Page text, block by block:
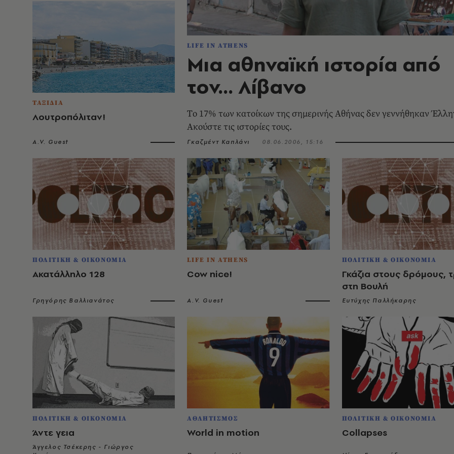
LIFE IN ATHENS
Μια αθηναϊκή ιστορία από
τον... Λίβανο
Tο 17% των κατοίκων της σημερινής Aθήνας δεν γεννήθηκαν
Ακούστε τις ιστορίες τους.
Γκαζμέντ Καπλάνι 08.06.2006, 15:16
ΤΑΞΙΔΙΑ
Λουτροπόλιταν!
A.V. Guest
ΠΟΛΙΤΙΚΗ & ΟΙΚΟΝΟΜΙΑ
Ακατάλληλο 128
Γρηγόρης Βαλλιανάτος
LIFE IN ATHENS
Cow nice!
A.V. Guest
ΠΟΛΙΤΙΚΗ & ΟΙΚΟΝΟΜΙΑ
Γκάζια στους δρόμους,
στη Βουλή
Ευτύχης Παλλήκαρης
ΠΟΛΙΤΙΚΗ & ΟΙΚΟΝΟΜΙΑ
Άντε γεια
Άγγελος Τσέκερης - Γιώργος
ΑΘΛΗΤΙΣΜΟΣ
World in motion
ΠΟΛΙΤΙΚΗ & ΟΙΚΟΝΟΜΙΑ
Collapses